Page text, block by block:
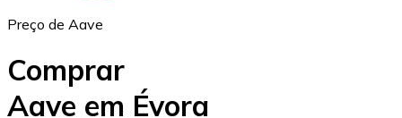
Preço de Aave
Comprar
Aave em Évora